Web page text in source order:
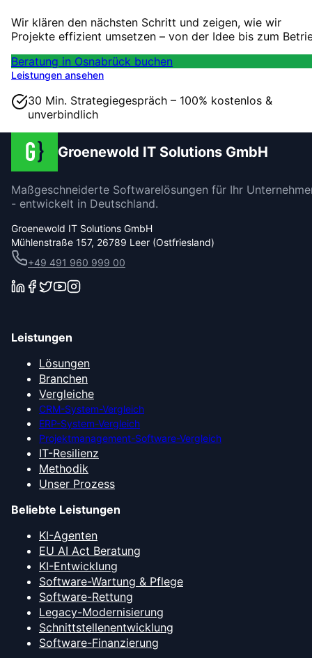
Wir klären den nächsten Schritt und zeigen, wie wir
Projekte effizient umsetzen – von der Idee bis zum
Beratung in Osnabrück buchen
Leistungen ansehen
30 Min. Strategiegespräch – 100% kostenlos &
unverbindlich
Groenewold IT Solutions GmbH
Maßgeschneiderte Softwarelösungen für Ihr
- entwickelt in Deutschland.
Groenewold IT Solutions GmbH
Mühlenstraße 157, 26789 Leer (Ostfriesland)
+49 491 960 999 00
Leistungen
Lösungen
Branchen
Vergleiche
CRM-System-Vergleich
ERP-System-Vergleich
Projektmanagement-Software-Vergleich
IT-Resilienz
Methodik
Unser Prozess
Beliebte Leistungen
KI-Agenten
EU AI Act Beratung
KI-Entwicklung
Software-Wartung & Pflege
Software-Rettung
Legacy-Modernisierung
Schnittstellenentwicklung
Software-Finanzierung